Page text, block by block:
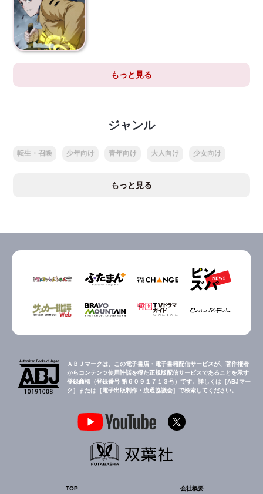
もっと見る
ジャンル
転生・召喚 少年向け 青年向け 大人向け 少女向け
もっと見る
ＡＢＪマークは、この電子書店・電子書籍配信サービスが、著作権者
からコンテンツ使用許諾を得た正規版配信サービスであることを示す
登録商標（登録番号 第６０９１７１３号）です。詳しくは［ABJマー
ク］または［電子出版制作・流通協議会］で検索してください。
TOP 会社概要